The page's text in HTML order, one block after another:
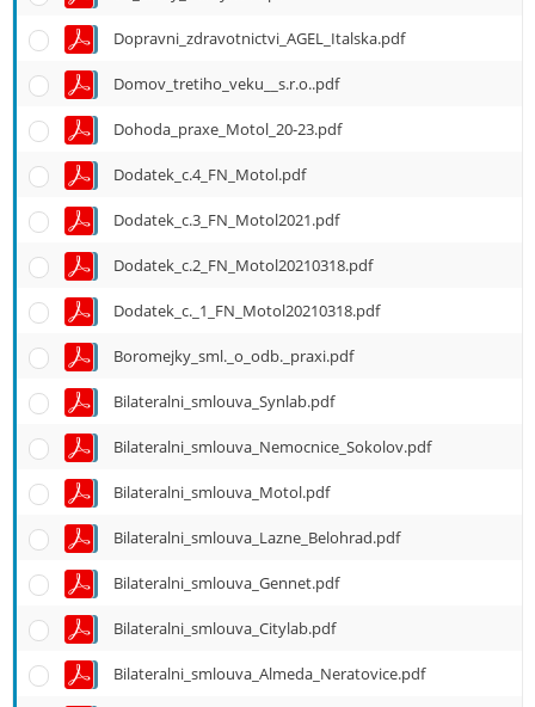
Dopravni_zdravotnictvi_AGEL_Italska.pdf
Domov_tretiho_veku__s.r.o..pdf
Dohoda_praxe_Motol_20-23.pdf
Dodatek_c.4_FN_Motol.pdf
Dodatek_c.3_FN_Motol2021.pdf
Dodatek_c.2_FN_Motol20210318.pdf
Dodatek_c._1_FN_Motol20210318.pdf
Boromejky_sml._o_odb._praxi.pdf
Bilateralni_smlouva_Synlab.pdf
Bilateralni_smlouva_Nemocnice_Sokolov.pdf
Bilateralni_smlouva_Motol.pdf
Bilateralni_smlouva_Lazne_Belohrad.pdf
Bilateralni_smlouva_Gennet.pdf
Bilateralni_smlouva_Citylab.pdf
Bilateralni_smlouva_Almeda_Neratovice.pdf